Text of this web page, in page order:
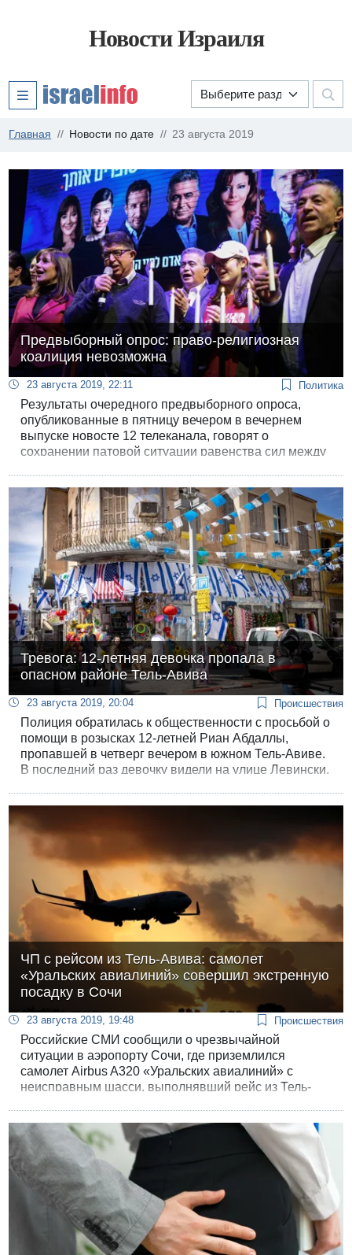
Новости Израиля
Главная Новости по дате 23 августа 2019
Предвыборный опрос: право-религиозная
коалиция невозможна
23 августа 2019, 22:11 Политика
Результаты очередного предвыборного опроса,
опубликованные в пятницу вечером в вечернем
выпуске новосте 12 телеканала, говорят о
сохранении патовой ситуации равенства сил между
Тревога: 12-летняя девочка пропала в
опасном районе Тель-Авива
23 августа 2019, 20:04 Происшествия
Полиция обратилась к общественности с просьбой о
помощи в розысках 12-летней Риан Абдаллы,
пропавшей в четверг вечером в южном Тель-Авиве.
В последний раз девочку видели на улице Левински,
ЧП с рейсом из Тель-Авива: самолет
«Уральских авиалиний» совершил экстренную
посадку в Сочи
23 августа 2019, 19:48 Происшествия
Российские СМИ сообщили о чрезвычайной
ситуации в аэропорту Сочи, где приземлился
самолет Airbus A320 «Уральских авиалиний» с
неисправным шасси, выполнявший рейс из Тель-